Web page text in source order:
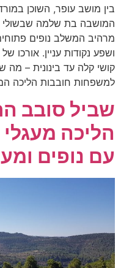
בין מושב עופר, השוכן
המושבה בת שלמה שבשולי
מרהיב המשלב נופים
קושי קלה עד בינונית – מה
למשפחות חובבות הליכה
שביל סובב
הליכה
עם נופים